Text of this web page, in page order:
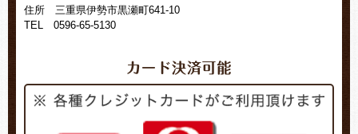
住所 三重県伊勢市黒瀬町641-10
TEL 0596-65-5130